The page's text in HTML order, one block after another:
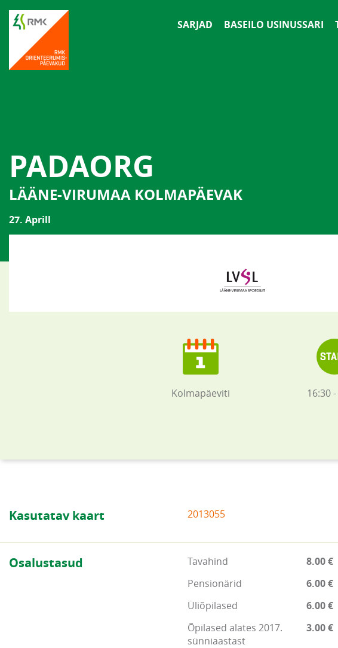
SARJAD BASEILO USINUSSARI
PADAORG
LÄÄNE-VIRUMAA KOLMAPÄEVAK
27. Aprill
Kolmapäeviti 16:30
Kasutatav kaart 2013055
Osalustasud Tavahind
8.00 €
Pensionärid
6.00 €
Üliõpilased
6.00 €
Õpilased alates 2017.
sünniaastast
3.00 €